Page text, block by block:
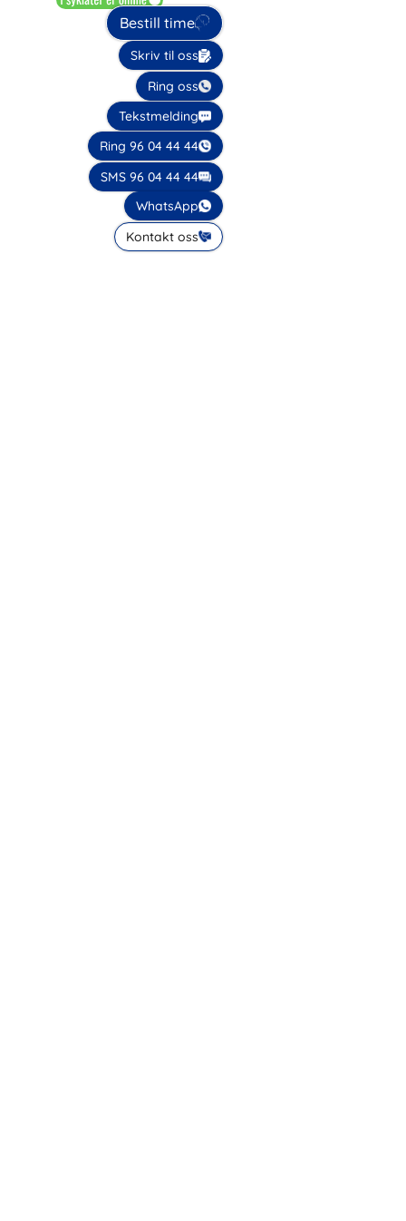
Bestill time
Skriv til oss
Ring oss
Tekstmelding
Ring 96 04 44 44
SMS 96 04 44 44
WhatsApp
Kontakt oss